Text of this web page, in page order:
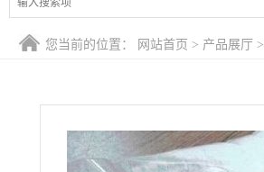
产品展厅
证书荣誉
在线留言
您当前的位置： 网站首页 > 产品展厅 >